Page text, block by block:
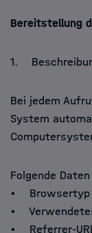
Bereitstellung
1.
Bei jedem
System
Folgende
• Browsertyp
•
• Referrer-